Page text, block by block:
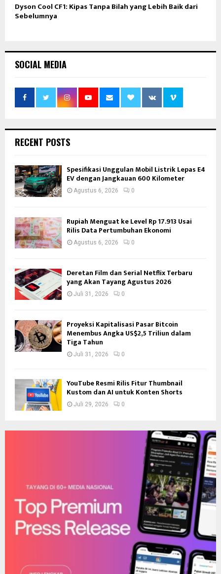
Dyson Cool CF1: Kipas Tanpa Bilah yang Lebih Baik dari
Sebelumnya
SOCIAL MEDIA
RECENT POSTS
Spesifikasi Unggulan Mobil Listrik Lepas E4
EV dengan Jangkauan 600 Kilometer
Agustus 6, 2026 0
Rupiah Menguat ke Level Rp 17.913 Usai
Rilis Data Pertumbuhan Ekonomi
Agustus 6, 2026 0
Deretan Film dan Serial Netflix Terbaru
yang Akan Tayang Agustus 2026
Juli 31, 2026 0
Proyeksi Kapitalisasi Pasar Bitcoin
Menembus Angka US$2,5 Triliun dalam
Tiga Tahun
Juli 31, 2026 0
YouTube Resmi Rilis Fitur Thumbnail
Kustom dan AI untuk Konten Shorts
Juli 29, 2026 0